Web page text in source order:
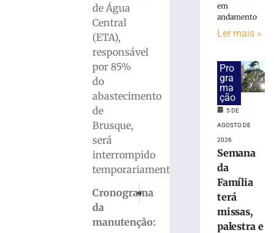
de Água
Central
(ETA),
responsável
por 85%
do
abastecimento
de
Brusque,
será
interrompido
temporariamente.
Cronograma
da
manutenção:
Armas e munições mantidas
Treinos entram na reta final para a estreia
público
Prefeitura
Brusque
encerra
inscrições
pagamento
em
andamento
Ler mais »
Pro
gra
ma
ção
5 DE
AGOSTO DE
2026
Semana
da
Família
terá
missas,
palestra e